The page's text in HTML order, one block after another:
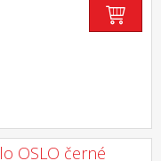
OSLO černé